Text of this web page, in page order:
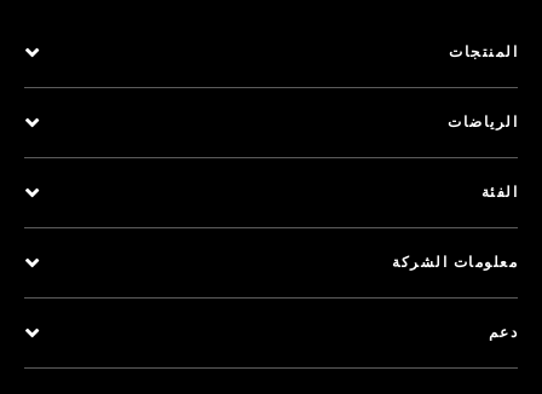
المنتجات
الرياضات
الفئة
معلومات الشركة
دعم